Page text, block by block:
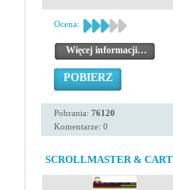
Ocena:
Więcej informacji…
POBIERZ
Pobrania: 76120
Komentarze: 0
SCROLLMASTER &